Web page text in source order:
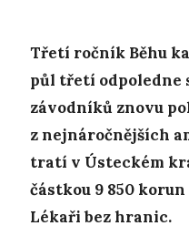
Třetí ročník Běhu
půl třetí odpoledne
závodníků znovu
z nejnáročnějších
tratí v Ústeckém
částkou 9 850
Lékaři bez hranic.